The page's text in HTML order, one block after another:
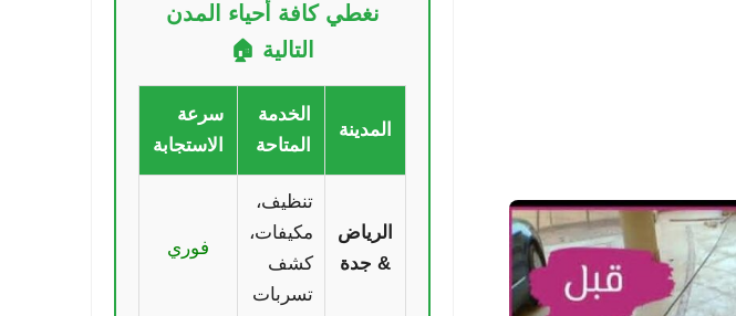
نغطي كافة أحياء المدن
التالية 🏠
المدينة
الخدمة
المتاحة
سرعة
الاستجابة
الرياض
& جدة
تنظيف،
مكيفات،
كشف
تسربات
فوري